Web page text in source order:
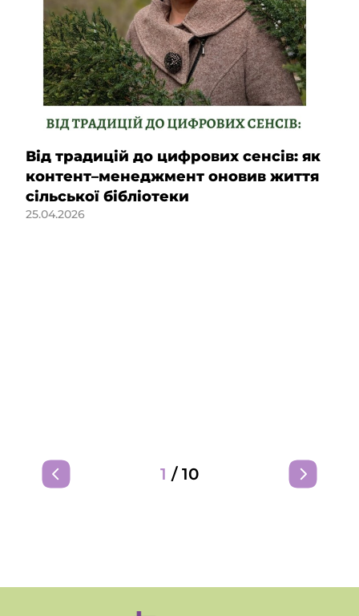
Від традицій до цифрових сенсів: як
контент–менеджмент оновив життя
сільської бібліотеки
25.04.2026
1 / 10